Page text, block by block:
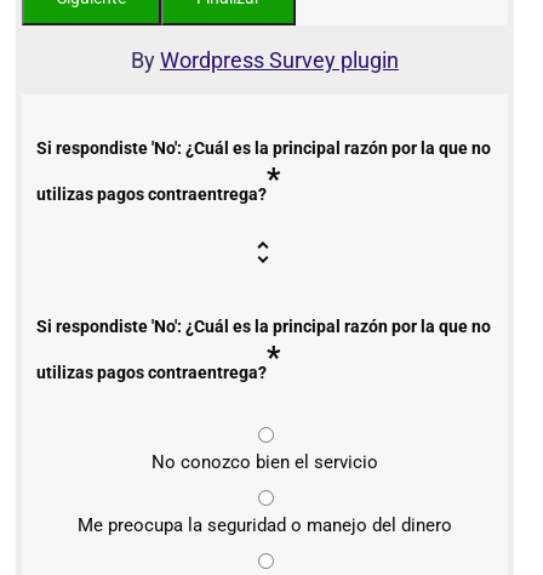
ByWordpress Survey plugin
Si respondiste 'No': ¿Cuál es la principal razón por la que no
utilizas pagos contraentrega?*
Si respondiste 'No': ¿Cuál es la principal razón por la que no
utilizas pagos contraentrega?*
No conozco bien el servicio
Me preocupa la seguridad o manejo del dinero